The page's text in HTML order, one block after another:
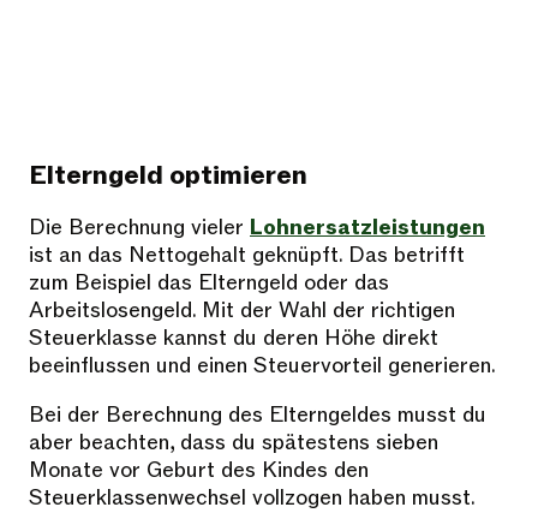
Elterngeld optimieren
Die Berechnung vieler Lohnersatzleistungen
ist an das Nettogehalt geknüpft. Das betrifft
zum Beispiel das Elterngeld oder das
Arbeitslosengeld. Mit der Wahl der richtigen
Steuerklasse kannst du deren Höhe direkt
beeinflussen und einen Steuervorteil generieren.
Bei der Berechnung des Elterngeldes musst du
aber beachten, dass du spätestens sieben
Monate vor Geburt des Kindes den
Steuerklassenwechsel vollzogen haben musst.